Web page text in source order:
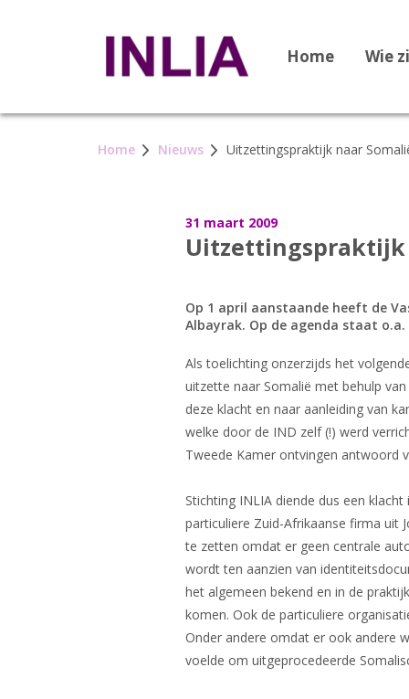
Home Wie
Home Nieuws Uitzettingspraktijk naar
31 maart 2009
Uitzettingspraktijk
Op 1 april aanstaande heeft de
Albayrak. Op de agenda staat
Als toelichting onzerzijds het
uitzette naar Somalië met behulp
deze klacht en naar aanleiding van
welke door de IND zelf (!) werd
Tweede Kamer ontvingen antwoord
Stichting INLIA diende dus een
particuliere Zuid-Afrikaanse firma uit
te zetten omdat er geen centrale
wordt ten aanzien van
het algemeen bekend en in de
komen. Ook de particuliere
Onder andere omdat er ook andere
voelde om uitgeprocedeerde